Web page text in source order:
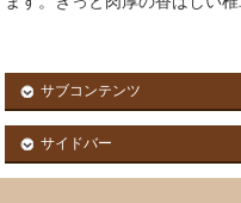
サブコンテンツ
サイドバー